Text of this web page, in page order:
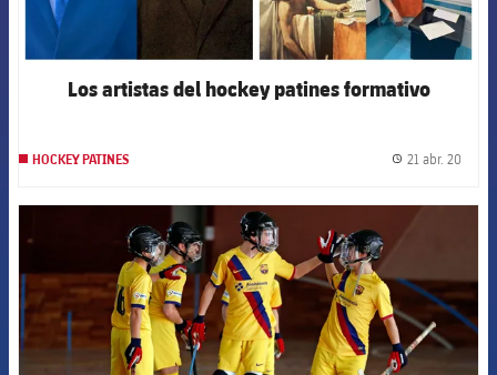
Los artistas del hockey patines formativo
HOCKEY PATINES 21 abr. 20
FCB Barcelona badge